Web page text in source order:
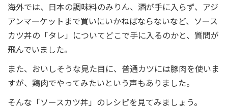
海外では、日本の調味料のみりん、酒が手に入らず、アジ
アンマーケットまで買いにいかねばならないなど、ソース
カツ丼の「タレ」についてどこで手に入るのかと、質問が
飛んでいました。
また、おいしそうな見た目に、普通カツには豚肉を使いま
すが、鶏肉でやってみたいという声もありました。
そんな「ソースカツ丼」のレシピを見てみましょう。